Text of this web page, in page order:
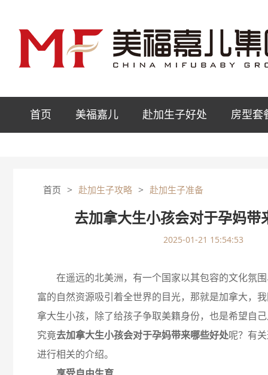
首页 美福嘉儿 赴加生子好处 房型套
首页 > 赴加生子攻略 > 赴加生子准备
去加拿大生小孩会对于孕妈带
2025-01-21 15:54:53
在遥远的北美洲，有一个国家以其包容的文化氛围
富的自然资源吸引着全世界的目光，那就是加拿大，
拿大生小孩，除了给孩子争取美籍身份，也是希望自
究竟去加拿大生小孩会对于孕妈带来哪些好处呢？有
进行相关的介绍。